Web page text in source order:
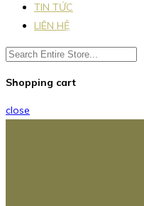
TIN TỨC
LIÊN HỆ
Shopping cart
close